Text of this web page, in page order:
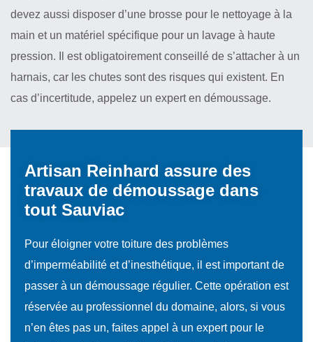
devez aussi disposer d’une brosse pour le nettoyage à la
main et un matériel spécifique pour un lavage à haute
pression. Il est obligatoirement conseillé de s’attacher à un
harnais, car les chutes sont des risques qui existent. En
cas d’incertitude, appelez un expert en démoussage.
Artisan Reinhard assure des
travaux de démoussage dans
tout Sauviac
Pour éloigner votre toiture des problèmes
d’imperméabilité et d’inesthétique, il est important de
passer à un démoussage régulier. Cette opération est
réservée au professionnel du domaine, alors, si vous
n’en êtes pas un, faites appel à un expert pour le